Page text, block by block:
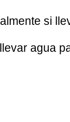
si
agua